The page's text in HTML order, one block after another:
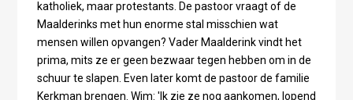
katholiek, maar protestants. De pastoor vraagt of de
Maalderinks met hun enorme stal misschien wat
mensen willen opvangen? Vader Maalderink vindt het
prima, mits ze er geen bezwaar tegen hebben om in de
schuur te slapen. Even later komt de pastoor de familie
Kerkman brengen. Wim: 'Ik zie ze nog aankomen, lopend